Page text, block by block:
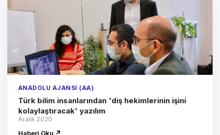
ANADOLU AJANSI (AA)
Türk bilim insanlarından 'diş hekimlerinin işini
kolaylaştıracak' yazılım
Aralık 2020
Haberi Oku ↗